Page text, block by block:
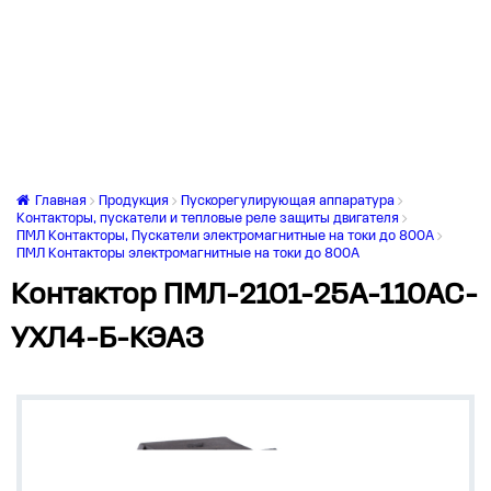
Главная Продукция
Пускорегулирующая аппаратура
Контакторы, пускатели и тепловые реле защиты двигателя
ПМЛ Контакторы, Пускатели электромагнитные на токи до 800А
ПМЛ Контакторы электромагнитные на токи до 800А
Контактор ПМЛ-2101-25А-110AC-
УХЛ4-Б-КЭАЗ